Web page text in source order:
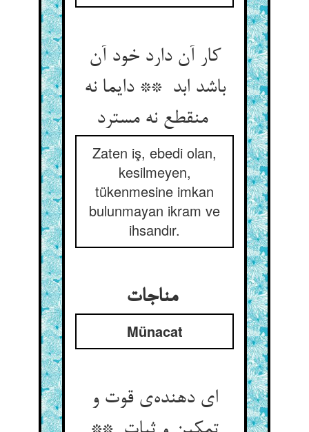
کار آن دارد خود آن
باشد ابد ** دایما نه
منقطع نه مسترد
Zaten iş, ebedi olan,
kesilmeyen,
tükenmesine imkan
bulunmayan ikram ve
ihsandır.
مناجات
Münacat
ای دهنده‌ی قوت و